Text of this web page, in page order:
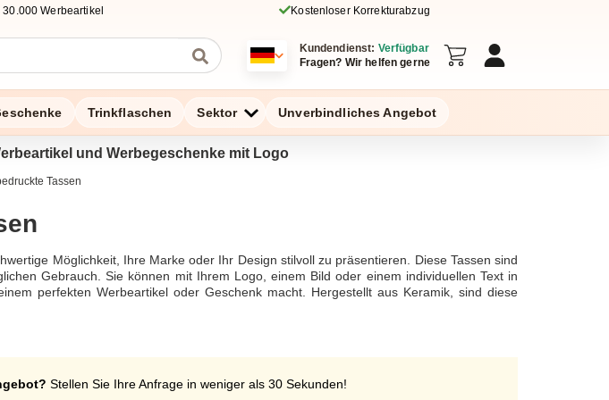
30.000 Werbeartikel Kostenloser Korrekturabzug
Kundendienst: Verfügbar
Fragen? Wir helfen gerne
Trinkflaschen Sektor Unverbindliches Angebot
und Werbegeschenke mit Logo
Tassen
Möglichkeit, Ihre Marke oder Ihr Design stilvoll zu präsentieren. Diese Tassen sind
Gebrauch. Sie können mit Ihrem Logo, einem Bild oder einem individuellen Text in
perfekten Werbeartikel oder Geschenk macht. Hergestellt aus Keramik, sind diese
Stellen Sie Ihre Anfrage in weniger als 30 Sekunden!